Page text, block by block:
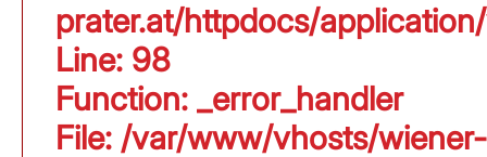
prater.at/httpdocs/
Line: 98
Function: _error_handler
File: /var/www/vhosts/wiener-